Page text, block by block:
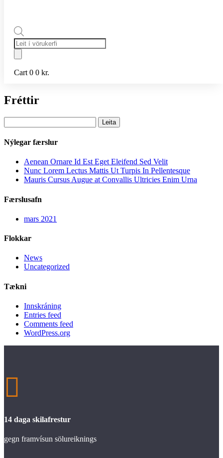
Products
search
Cart 0 0 kr.
Fréttir
að:
Nýlegar færslur
Aenean Ornare Id Est Eget Eleifend Sed Velit
Nunc Lorem Lectus Mattis Ut Turpis In Pellentesque
Mauris Cursus Augue at Convallis Ultricies Enim Urna
Færslusafn
mars 2021
Flokkar
News
Uncategorized
Tækni
Innskráning
Entries feed
Comments feed
WordPress.org

14 daga skilafrestur
gegn framvísun sölureiknings